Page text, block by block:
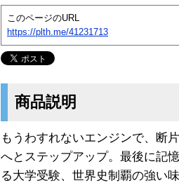
このページのURL
https://plth.me/41231713
商品説明
もうわすれないエンジンで、断
へとステップアップ。最後に記
る大学受験、世界史制覇の強い